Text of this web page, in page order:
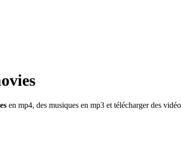
en mp4, des musiques en mp3 et télécharger des